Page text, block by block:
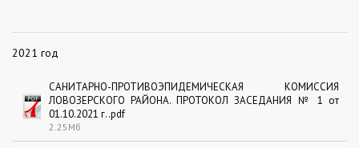
2021 год
САНИТАРНО-ПРОТИВОЭПИДЕМИЧЕСКАЯ КОМИССИЯ
ЛОВОЗЕРСКОГО РАЙОНА. ПРОТОКОЛ ЗАСЕДАНИЯ № 1 от
01.10.2021 г..pdf
2.25Мб